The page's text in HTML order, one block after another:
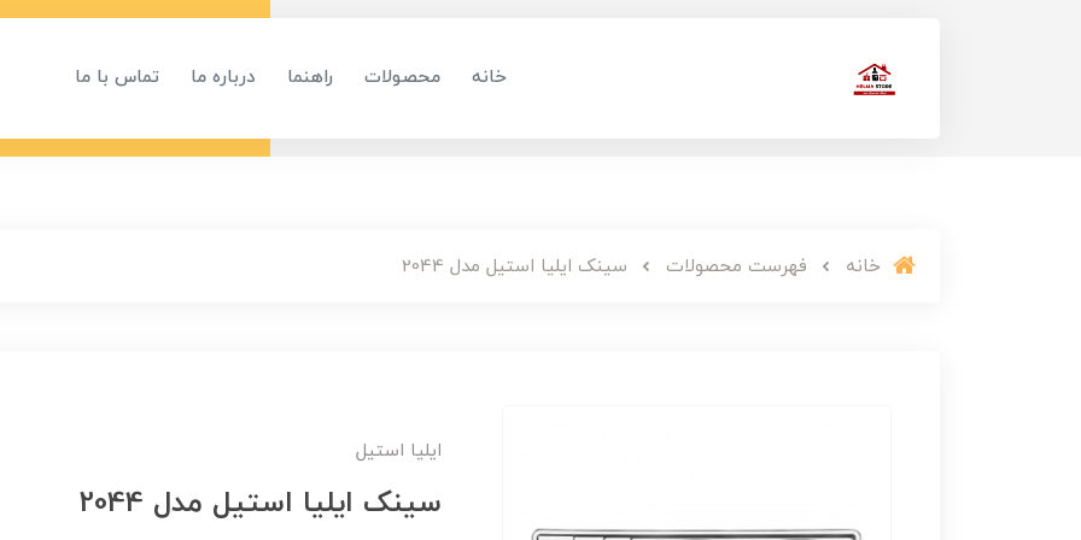
خانه محصولات راهنما درباره ما تماس با ما
خانه فهرست محصولات سینک ایلیا استیل مدل 2044
ایلیا استیل
سینک ایلیا استیل مدل 2044